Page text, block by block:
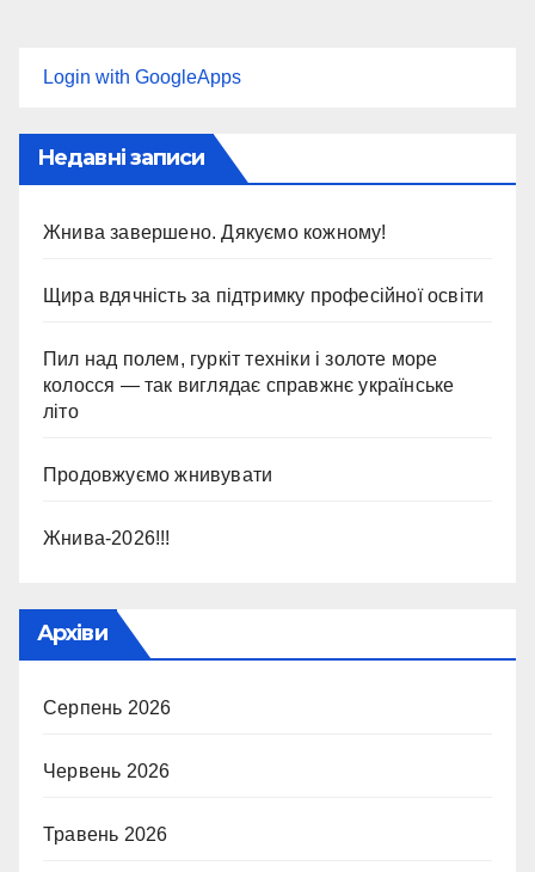
Login with GoogleApps
Недавні записи
Жнива завершено. Дякуємо кожному!
Щира вдячність за підтримку професійної освіти
Пил над полем, гуркіт техніки і золоте море
колосся — так виглядає справжнє українське
літо
Продовжуємо жнивувати
Жнива-2026!!!
Архіви
Серпень 2026
Червень 2026
Травень 2026